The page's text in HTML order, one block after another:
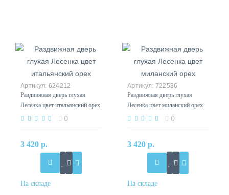
624212
Раздвижная дверь глухая
Лесенка цвет итальянский орех
0
3 420 р.
722536
Раздвижная дверь глухая
Лесенка цвет миланский орех
0
3 420 р.